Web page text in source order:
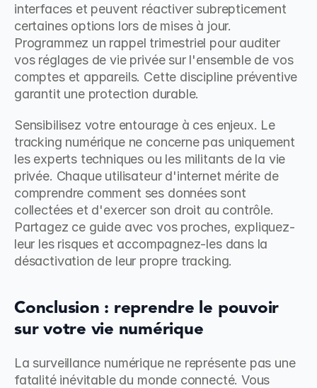
interfaces et peuvent réactiver subrepticement
certaines options lors de mises à jour.
Programmez un rappel trimestriel pour auditer
vos réglages de vie privée sur l'ensemble de vos
comptes et appareils. Cette discipline préventive
garantit une protection durable.
Sensibilisez votre entourage à ces enjeux. Le
tracking numérique ne concerne pas uniquement
les experts techniques ou les militants de la vie
privée. Chaque utilisateur d'internet mérite de
comprendre comment ses données sont
collectées et d'exercer son droit au contrôle.
Partagez ce guide avec vos proches, expliquez-
leur les risques et accompagnez-les dans la
désactivation de leur propre tracking.
Conclusion : reprendre le pouvoir
sur votre vie numérique
La surveillance numérique ne représente pas une
fatalité inévitable du monde connecté. Vous